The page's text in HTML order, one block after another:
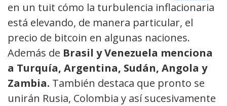
en un tuit cómo la turbulencia inflacionaria
está elevando, de manera particular, el
precio de bitcoin en algunas naciones.
Además de Brasil y Venezuela menciona
a Turquía, Argentina, Sudán, Angola y
Zambia. También destaca que pronto se
unirán Rusia, Colombia y así sucesivamente